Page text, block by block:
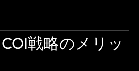
戦略のメリッ